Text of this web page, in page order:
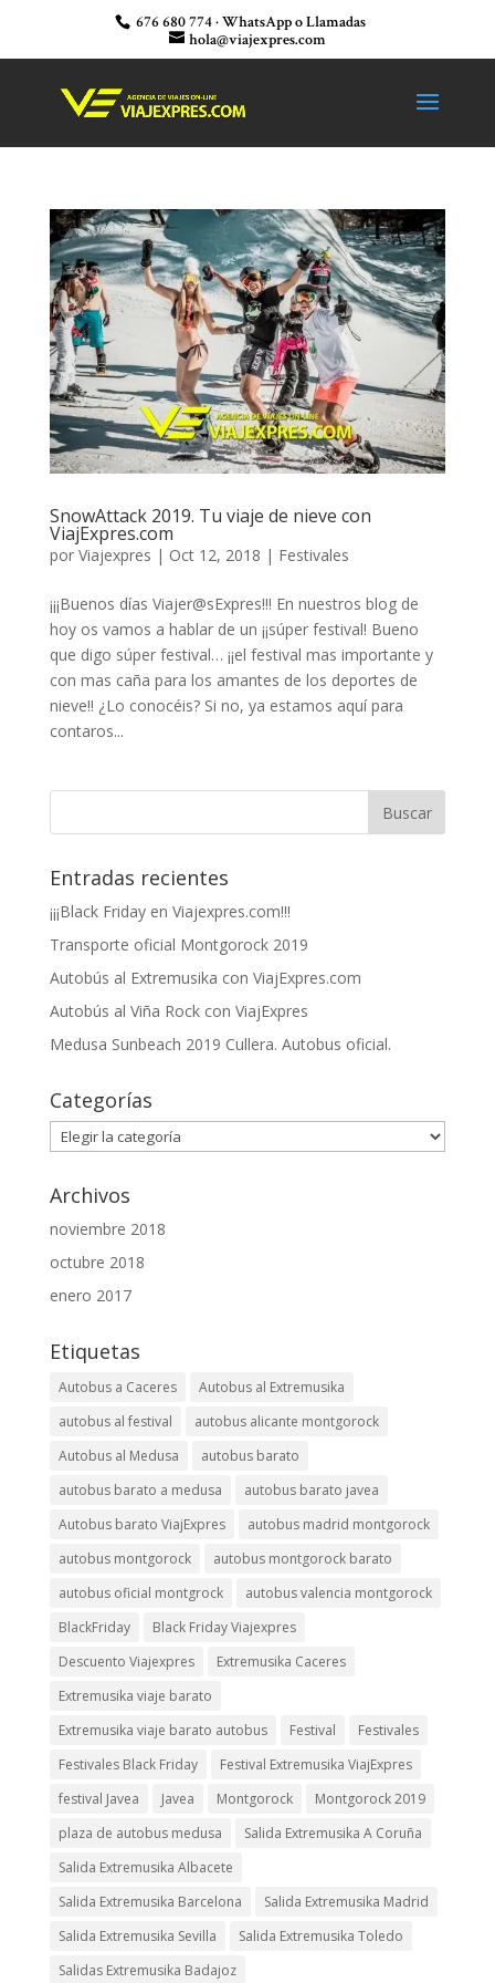
676 680 774 · WhatsApp o Llamadas
hola@viajexpres.com
SnowAttack 2019. Tu viaje de nieve con
ViajExpres.com
por Viajexpres | Oct 12, 2018 | Festivales
¡¡¡Buenos días Viajer@sExpres!!! En nuestros blog de
hoy os vamos a hablar de un ¡¡súper festival! Bueno
que digo súper festival… ¡¡el festival mas importante y
con mas caña para los amantes de los deportes de
nieve!! ¿Lo conocéis? Si no, ya estamos aquí para
contaros...
Entradas recientes
¡¡¡Black Friday en Viajexpres.com!!!
Transporte oficial Montgorock 2019
Autobús al Extremusika con ViajExpres.com
Autobús al Viña Rock con ViajExpres
Medusa Sunbeach 2019 Cullera. Autobus oficial.
Categorías
Categorías
Archivos
noviembre 2018
octubre 2018
enero 2017
Etiquetas
Autobus a Caceres
Autobus al Extremusika
autobus al festival
autobus alicante montgorock
Autobus al Medusa
autobus barato
autobus barato a medusa
autobus barato javea
Autobus barato ViajExpres
autobus madrid montgorock
autobus montgorock
autobus montgorock barato
autobus oficial montgrock
autobus valencia montgorock
BlackFriday
Black Friday Viajexpres
Descuento Viajexpres
Extremusika Caceres
Extremusika viaje barato
Extremusika viaje barato autobus
Festival
Festivales
Festivales Black Friday
Festival Extremusika ViajExpres
festival Javea
Javea Montgorock
Montgorock 2019
plaza de autobus medusa
Salida Extremusika A Coruña
Salida Extremusika Albacete
Salida Extremusika Barcelona
Salida Extremusika Madrid
Salida Extremusika Sevilla
Salida Extremusika Toledo
Salidas Extremusika Badajoz